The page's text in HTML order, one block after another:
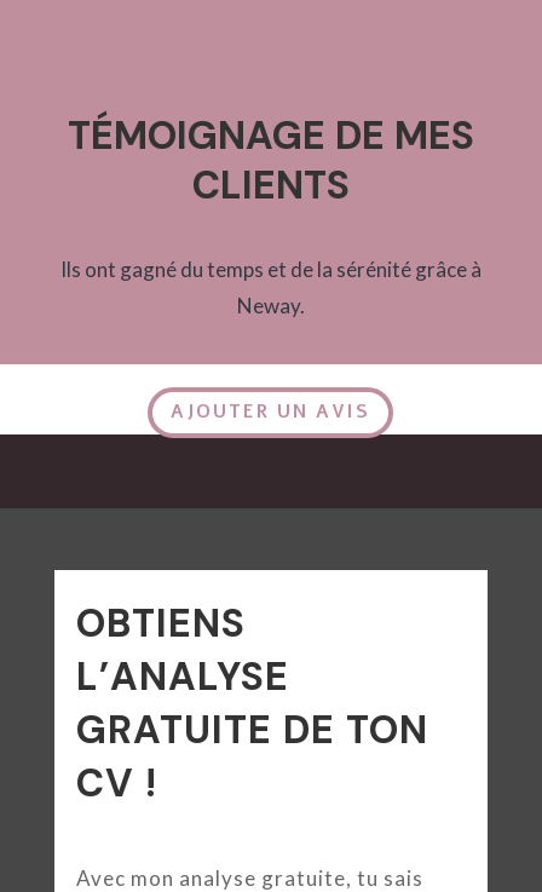
TÉMOIGNAGE DE MES
CLIENTS
Ils ont gagné du temps et de la sérénité grâce à
Neway.
AJOUTER UN AVIS
OBTIENS
L’ANALYSE
GRATUITE DE TON
CV !
Avec mon analyse gratuite, tu sais